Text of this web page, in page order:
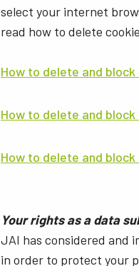
select your internet
read how to delete
How to delete and
How to delete and
How to delete and
Your rights as a data
JAI has considered and
in order to protect your